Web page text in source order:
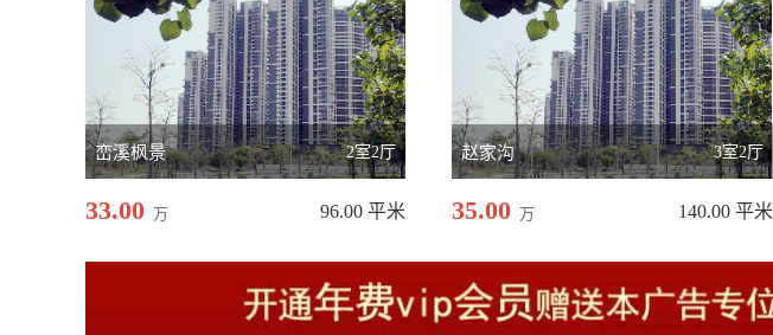
峦溪枫景 2室2厅
33.00 万 96.00 平米
赵家沟 3室2厅
35.00 万 140.00 平米